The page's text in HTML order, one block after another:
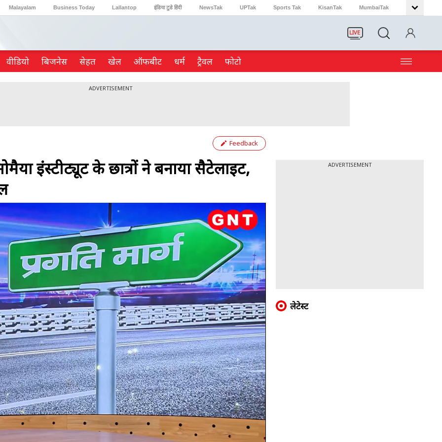
Malayalam Business Today Lallantop इंडिया टुडे हिंदी NewsTak UPTak Sports Tak KisanTak MumbaiTak
LIVE
वीडियो ब‍िजनेस सेहत खेल ऑफबीट धर्म ट्रैवल फोटो
ADVERTISEMENT
Feedback
इंस्टीट्यूट के छात्रों ने बनाया सैटेलाइट,
ADVERTISEMENT
लेटेस्ट